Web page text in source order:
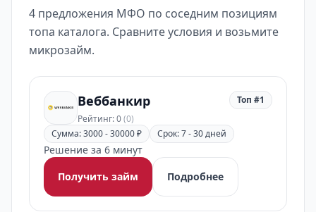
4 предложения МФО по соседним позициям
топа каталога. Сравните условия и возьмите
микрозайм.
Веббанкир
Рейтинг: 0(0)
Топ #1
Сумма: 3000 - 30000 ₽ Срок: 7 - 30 дней
Решение за 6 минут
Получить займ
Подробнее